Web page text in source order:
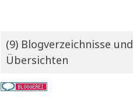
(9) Blogverzeichnisse und
Übersichten